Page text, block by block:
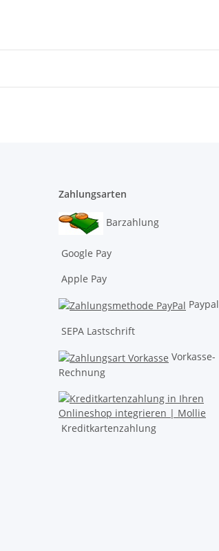
Zahlungsarten
Barzahlung
Google Pay
Apple Pay
Paypal
SEPA Lastschrift
Vorkasse-
Rechnung
Kreditkartenzahlung